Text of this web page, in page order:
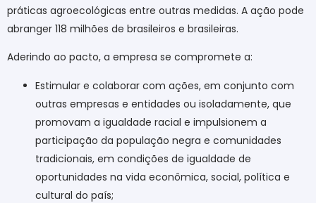
práticas agroecológicas entre outras medidas. A ação pode
abranger 118 milhões de brasileiros e brasileiras.
Aderindo ao pacto, a empresa se compromete a:
Estimular e colaborar com ações, em conjunto com
outras empresas e entidades ou isoladamente, que
promovam a igualdade racial e impulsionem a
participação da população negra e comunidades
tradicionais, em condições de igualdade de
oportunidades na vida econômica, social, política e
cultural do país;